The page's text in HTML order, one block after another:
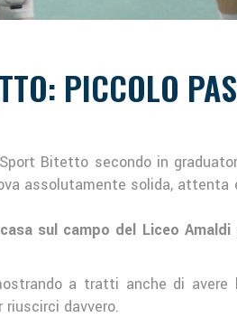
PICCOLO
Bitetto secondo in
assolutamente solida, attenta
sul campo del Liceo
a tratti anche di avere
davvero.